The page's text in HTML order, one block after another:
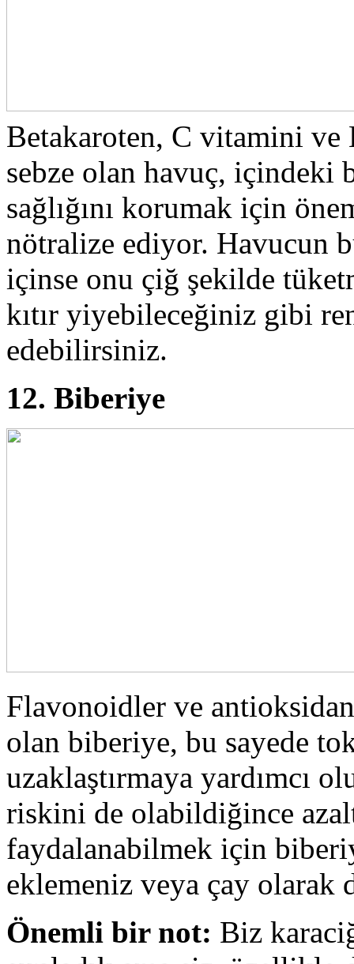
Betakaroten, C vitamini ve
sebze olan havuç, içindeki
sağlığını korumak için
nötralize ediyor. Havucun
içinse onu çiğ şekilde
kıtır yiyebileceğiniz gibi
edebilirsiniz.
12. Biberiye
Flavonoidler ve
olan biberiye, bu sayede
uzaklaştırmaya yardımcı
riskini de olabildiğince
faydalanabilmek için
eklemeniz veya çay
Önemli bir not: Biz